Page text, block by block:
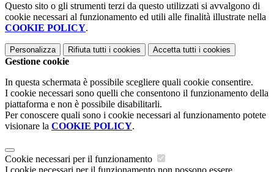
Questo sito o gli strumenti terzi da questo utilizzati si avvalgono di
cookie necessari al funzionamento ed utili alle finalità illustrate nella
COOKIE POLICY.
Personalizza Rifiuta tutti i cookies Accetta tutti i cookies
Gestione cookie
In questa schermata è possibile scegliere quali cookie consentire.
I cookie necessari sono quelli che consentono il funzionamento della
piattaforma e non è possibile disabilitarli.
Per conoscere quali sono i cookie necessari al funzionamento potete
visionare la COOKIE POLICY.
Cookie necessari per il funzionamento